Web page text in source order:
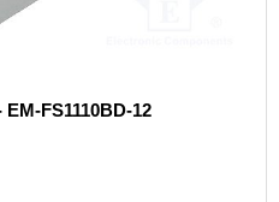
FS1110BD-12